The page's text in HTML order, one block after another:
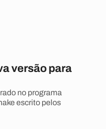
versão para
no programa
escrito pelos